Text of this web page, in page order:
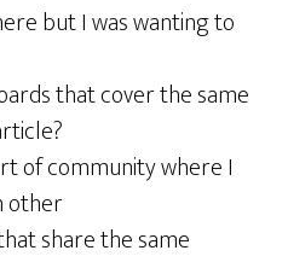
but I was wanting to
that cover the same
of community where I
other
share the same